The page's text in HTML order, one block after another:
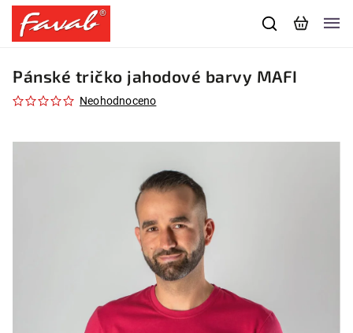
Pánské tričko jahodové barvy MAFI
Neohodnoceno